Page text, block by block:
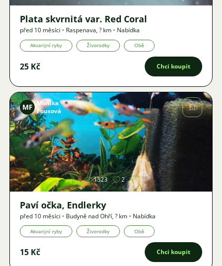
Plata skvrnitá var. Red Coral
před 10 měsíci • Raspenava,? km • Nabídka
Akvarijní ryby Živorodky Obě
25 Kč Chci koupit
Obrázek
MF Monika
Fousová
1523 2
Paví očka, Endlerky
před 10 měsíci • Budyně nad Ohří,? km • Nabídka
Akvarijní ryby Živorodky Obě
15 Kč Chci koupit